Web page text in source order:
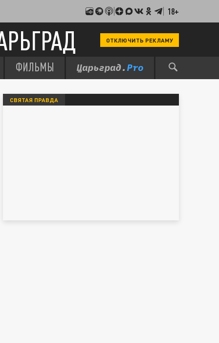
18+
ОТКЛЮЧИТЬ РЕКЛАМУ
ФИЛЬМЫ
СВЯТАЯ ПРАВДА